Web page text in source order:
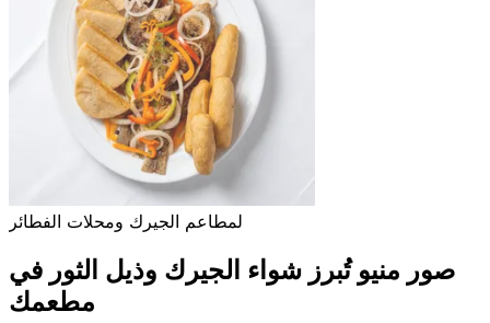
لمطاعم الجيرك ومحلات الفطائر
صور منيو تُبرز شواء الجيرك وذيل الثور في
مطعمك